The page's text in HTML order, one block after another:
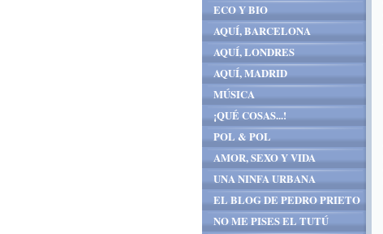
ECO Y BIO
AQUÍ, BARCELONA
AQUÍ, LONDRES
AQUÍ, MADRID
MÚSICA
¡QUÉ COSAS...!
POL & POL
AMOR, SEXO Y VIDA
UNA NINFA URBANA
EL BLOG DE PEDRO PRIETO
NO ME PISES EL TUTÚ